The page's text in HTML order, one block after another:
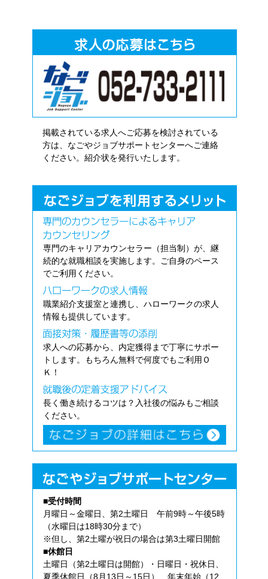
掲載されている求人へご応募を検討されている
方は、なごやジョブサポートセンターへご連絡
ください。紹介状を発行いたします。
専門のキャリアカウンセラー（担当制）が、継
続的な就職相談を実施します。ご自身のペース
でご利用ください。
職業紹介支援室と連携し、ハローワークの求人
情報も提供しています。
求人への応募から、内定獲得まで丁寧にサポー
トします。もちろん無料で何度でもご利用Ｏ
Ｋ！
長く働き続けるコツは？入社後の悩みもご相談
ください。
■受付時間
月曜日～金曜日、第2土曜日 午前9時～午後5時
（水曜日は18時30分まで）
※但し、第2土曜が祝日の場合は第3土曜日開館
■休館日
土曜日（第2土曜日は開館）・日曜日・祝休日、
夏季休館日（8月13日～15日）、年末年始（12